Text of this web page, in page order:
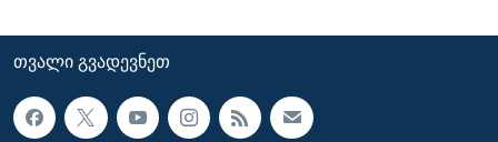
ᲗᲕᲐᲚᲘ ᲒᲕᲐᲓᲔᲕᲜᲔᲗ